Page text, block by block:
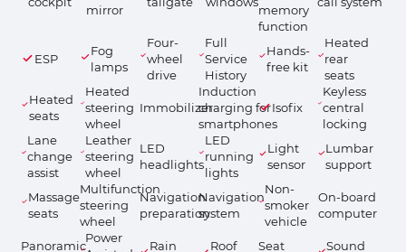
mirror
memory
function
ESP
Fog
lamps
Four-
wheel
drive
Full
Service
History
Hands-
free kit
Heated
rear
seats
Heated
seats
Heated
steering
wheel
Immobilizer
Induction
charging for
smartphones
Isofix
Keyless
central
locking
Lane
change
assist
Leather
steering
wheel
LED
headlights
LED
running
lights
Light
sensor
Lumbar
support
Massage
seats
Multifunction
steering
wheel
Navigation
preparation
Navigation
system
Non-
smoker
vehicle
On-board
computer
Panoramic
Power
Rain
Roof
Seat
Sound